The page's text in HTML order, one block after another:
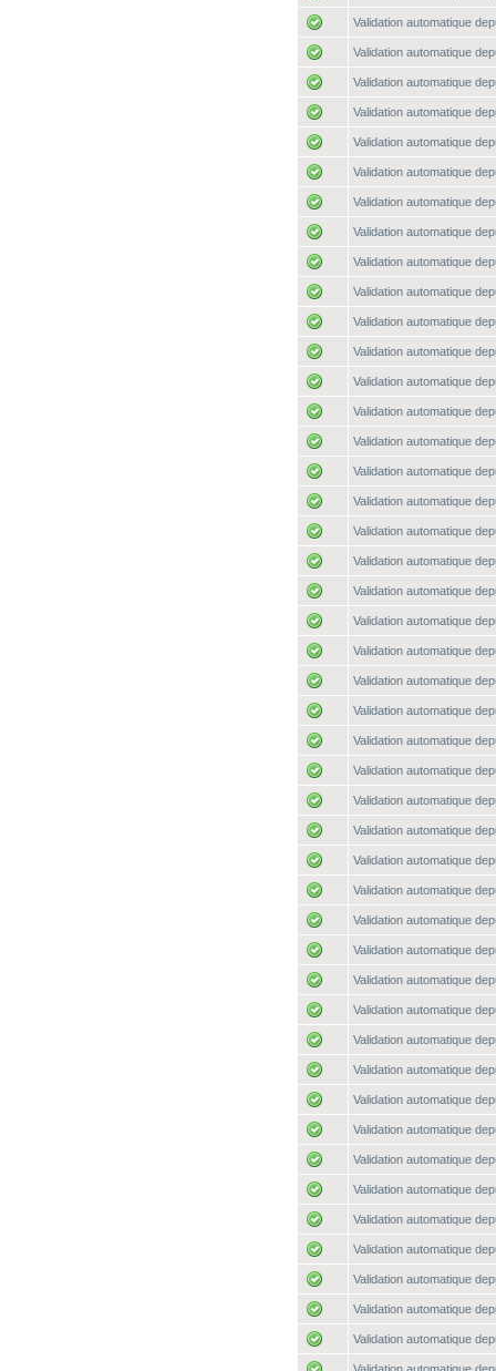
Validation automatique
Validation automatique
Validation automatique
Validation automatique
Validation automatique
Validation automatique
Validation automatique
Validation automatique
Validation automatique
Validation automatique
Validation automatique
Validation automatique
Validation automatique
Validation automatique
Validation automatique
Validation automatique
Validation automatique
Validation automatique
Validation automatique
Validation automatique
Validation automatique
Validation automatique
Validation automatique
Validation automatique
Validation automatique
Validation automatique
Validation automatique
Validation automatique
Validation automatique
Validation automatique
Validation automatique
Validation automatique
Validation automatique
Validation automatique
Validation automatique
Validation automatique
Validation automatique
Validation automatique
Validation automatique
Validation automatique
Validation automatique
Validation automatique
Validation automatique
Validation automatique
Validation automatique